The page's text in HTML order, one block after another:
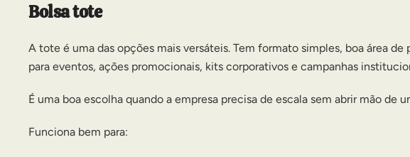
Bolsa tote
A tote é uma das opções mais versáteis. Tem formato simples, boa área
para eventos, ações promocionais, kits corporativos e campanhas
É uma boa escolha quando a empresa precisa de escala sem abrir mão de
Funciona bem para: